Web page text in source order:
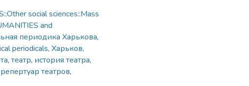
social sciences::Mass
and
периодика Харькова,
periodicals, Харьков,
, театр, история театра,
репертуар театров,